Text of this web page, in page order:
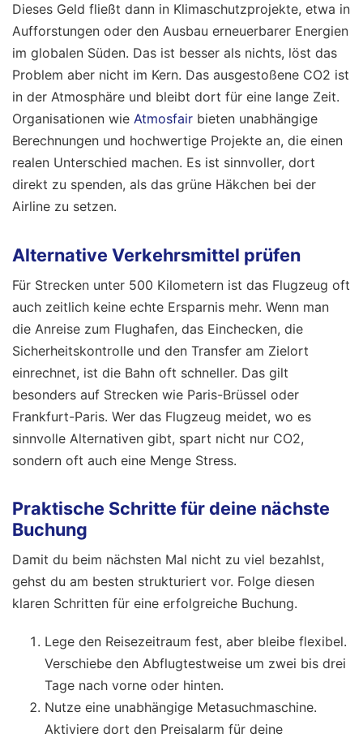
Dieses Geld fließt dann in Klimaschutzprojekte, etwa in
Aufforstungen oder den Ausbau erneuerbarer Energien
im globalen Süden. Das ist besser als nichts, löst das
Problem aber nicht im Kern. Das ausgestoßene CO2 ist
in der Atmosphäre und bleibt dort für eine lange Zeit.
Organisationen wie Atmosfair bieten unabhängige
Berechnungen und hochwertige Projekte an, die einen
realen Unterschied machen. Es ist sinnvoller, dort
direkt zu spenden, als das grüne Häkchen bei der
Airline zu setzen.
Alternative Verkehrsmittel prüfen
Für Strecken unter 500 Kilometern ist das Flugzeug oft
auch zeitlich keine echte Ersparnis mehr. Wenn man
die Anreise zum Flughafen, das Einchecken, die
Sicherheitskontrolle und den Transfer am Zielort
einrechnet, ist die Bahn oft schneller. Das gilt
besonders auf Strecken wie Paris-Brüssel oder
Frankfurt-Paris. Wer das Flugzeug meidet, wo es
sinnvolle Alternativen gibt, spart nicht nur CO2,
sondern oft auch eine Menge Stress.
Praktische Schritte für deine nächste
Buchung
Damit du beim nächsten Mal nicht zu viel bezahlst,
gehst du am besten strukturiert vor. Folge diesen
klaren Schritten für eine erfolgreiche Buchung.
Lege den Reisezeitraum fest, aber bleibe flexibel.
Verschiebe den Abflugtestweise um zwei bis drei
Tage nach vorne oder hinten.
Nutze eine unabhängige Metasuchmaschine.
Aktiviere dort den Preisalarm für deine